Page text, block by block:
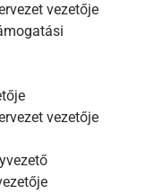
vezetője
vezetője